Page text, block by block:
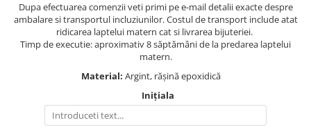
Dupa efectuarea comenzii veti primi pe e-mail detalii exacte despre
ambalare si transportul incluziunilor. Costul de transport include atat
ridicarea laptelui matern cat si livrarea bijuteriei.
Timp de executie: aproximativ 8 săptămâni de la predarea laptelui
matern.
Material: Argint, rășină epoxidică
Inițiala